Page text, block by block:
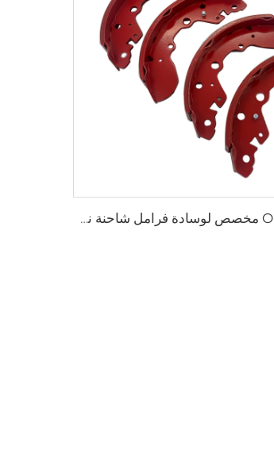
سعر المصنع OEM مخصص لوسادة فرامل شاحنة نصفية أوتوماتيكية فرمل طبل حذاء الفرامل لـ SUZUKI